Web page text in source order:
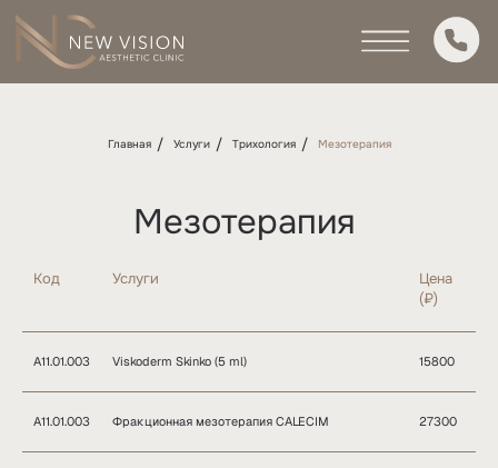
Главная / Услуги / Трихология / Мезотерапия
Мезотерапия
Код Услуги
Цена
(₽)
А11.01.003 Viskoderm Skinko (5 ml) 15800
А11.01.003 Фракционная мезотерапия CALECIM 27300